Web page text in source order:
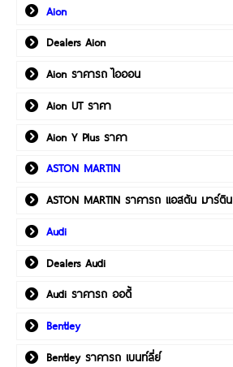
Aion
Dealers Aion
Aion ราคารถ ไอออน
Aion UT ราคา
Aion Y Plus ราคา
ASTON MARTIN
ASTON MARTIN ราคารถ แอสตัน มาร์ติน
Audi
Dealers Audi
Audi ราคารถ ออดี้
Bentley
Bentley ราคารถ เบนท์ลี่ย์